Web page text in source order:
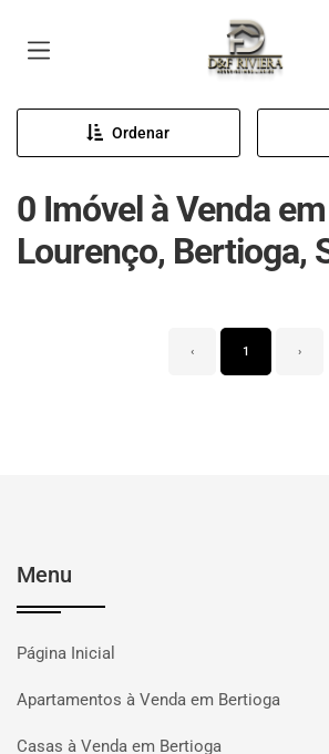
Página inicial
Ordenar
0 Imóvel à Venda
Lourenço, Bertioga,
‹ 1 ›
Menu
Página Inicial
Apartamentos à Venda em Bertioga
Casas à Venda em Bertioga